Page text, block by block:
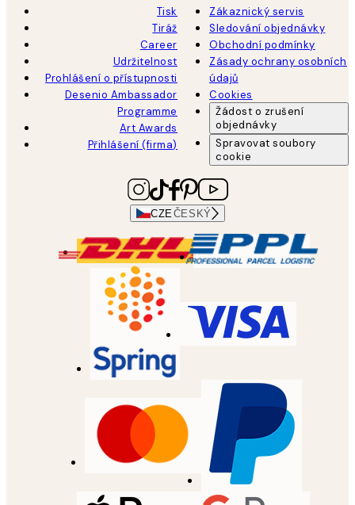
Tisk
Tiráž
Career
Udržitelnost
Prohlášení o přístupnosti
Desenio Ambassador
Programme
Art Awards
Přihlášení (firma)
Zákaznický servis
Sledování objednávky
Obchodní podmínky
Zásady ochrany osobních
údajů
Cookies
Žádost o zrušení
objednávky
Spravovat soubory
cookie
CZE ČESKÝ